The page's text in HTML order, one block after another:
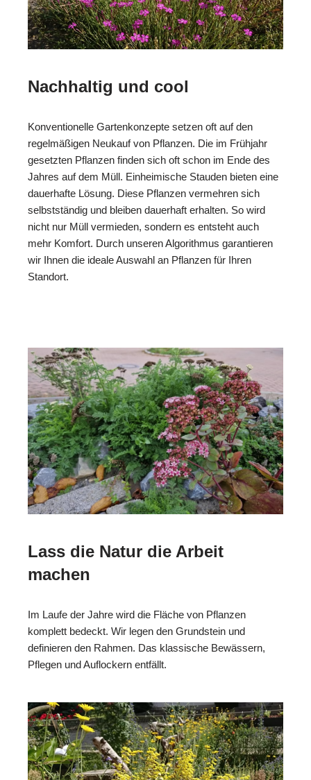
Nachhaltig und cool
Konventionelle Gartenkonzepte setzen oft auf den
regelmäßigen Neukauf von Pflanzen. Die im Frühjahr
gesetzten Pflanzen finden sich oft schon im Ende des
Jahres auf dem Müll. Einheimische Stauden bieten eine
dauerhafte Lösung. Diese Pflanzen vermehren sich
selbstständig und bleiben dauerhaft erhalten. So wird
nicht nur Müll vermieden, sondern es entsteht auch
mehr Komfort. Durch unseren Algorithmus garantieren
wir Ihnen die ideale Auswahl an Pflanzen für Ihren
Standort.
Lass die Natur die Arbeit
machen
Im Laufe der Jahre wird die Fläche von Pflanzen
komplett bedeckt. Wir legen den Grundstein und
definieren den Rahmen. Das klassische Bewässern,
Pflegen und Auflockern entfällt.